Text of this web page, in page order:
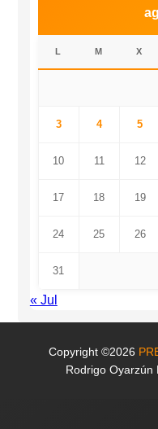
L M X
3 4 5
10 11 12
17 18 19
24 25 26
31
« Jul
Copyright ©2026
Rodrigo Oyarzún